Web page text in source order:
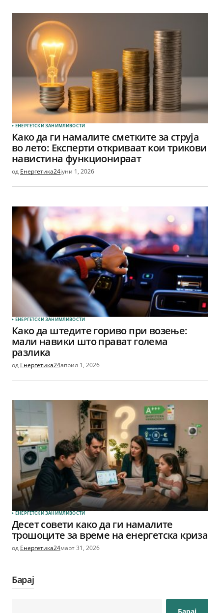
ЕНЕРГЕТСКИ ЗАНИМЛИВОСТИ
Како да ги намалите сметките за струја
во лето: Експерти откриваат кои трикови
навистина функционираат
од Енергетика24јуни 1, 2026
ЕНЕРГЕТСКИ ЗАНИМЛИВОСТИ
Како да штедите гориво при возење:
мали навики што прават голема
разлика
од Енергетика24април 1, 2026
ЕНЕРГЕТСКИ ЗАНИМЛИВОСТИ
Десет совети како да ги намалите
трошоците за време на енергетска криза
од Енергетика24март 31, 2026
Барај